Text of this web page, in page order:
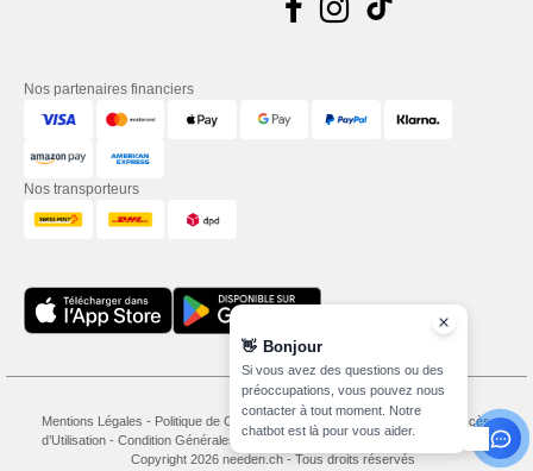
Nos partenaires financiers
Nos transporteurs
Mentions Légales - Politique de Confidentialité
Conditions Générales d’Accès et
d’Utilisation- Condition Générales d'Achat-Politique de Cookies-
Copyright 2026 needen.ch - Tous droits réservés
👋 Bonjour
Si vous avez des questions ou des
préoccupations, vous pouvez nous
contacter à tout moment. Notre
chatbot est là pour vous aider.